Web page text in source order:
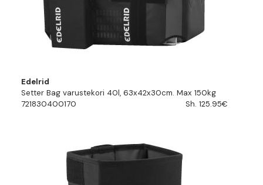
Edelrid
Setter Bag varustekori 40l, 63x42x30cm. Max 150kg
721830400170
Sh. 125.95€